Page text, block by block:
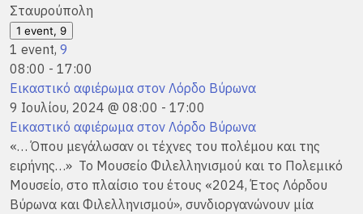
Σταυρούπολη
1 event, 9
1 event, 9
08:00 - 17:00
Εικαστικό αφιέρωμα στον Λόρδο Βύρωνα
9 Ιουλίου, 2024 @ 08:00 - 17:00
Εικαστικό αφιέρωμα στον Λόρδο Βύρωνα
«… Όπου μεγάλωσαν οι τέχνες του πολέμου και της
ειρήνης…» Το Μουσείο Φιλελληνισμού και το Πολεμικό
Μουσείο, στο πλαίσιο του έτους «2024, Έτος Λόρδου
Βύρωνα και Φιλελληνισμού», συνδιοργανώνουν μία